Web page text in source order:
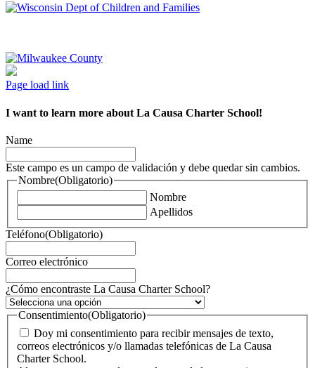
Page load link
I want to learn more about La Causa Charter School!
Name
Este campo es un campo de validación y debe quedar sin cambios.
Nombre(Obligatorio)
Nombre
Apellidos
Teléfono(Obligatorio)
Correo electrónico
¿Cómo encontraste La Causa Charter School?
Consentimiento(Obligatorio)
Doy mi consentimiento para recibir mensajes de texto,
correos electrónicos y/o llamadas telefónicas de La Causa
Charter School.